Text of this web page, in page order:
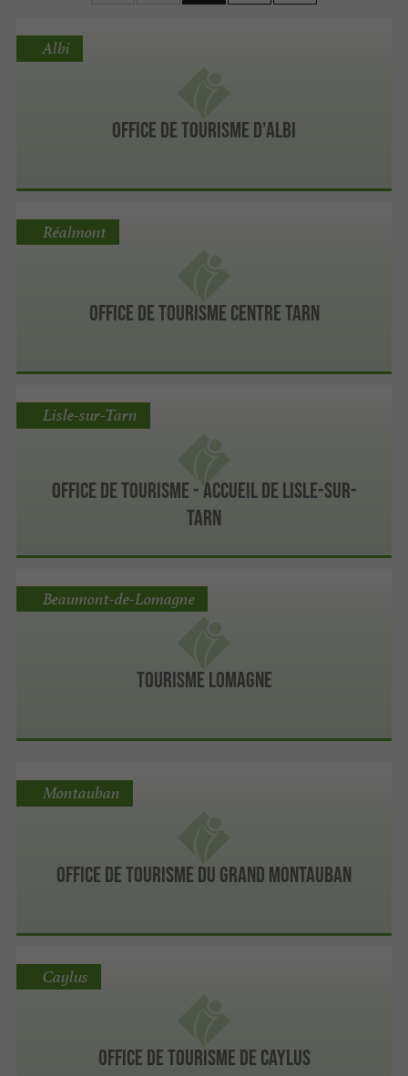
Office de Tourisme d'Albi
Albi
Office de Tourisme Centre Tarn
Réalmont
Office de Tourisme - Accueil de Lisle-sur-
Tarn
Lisle-sur-Tarn
Tourisme Lomagne
Beaumont-de-Lomagne
Office de Tourisme du Grand Montauban
Montauban
Office de Tourisme de Caylus
Caylus